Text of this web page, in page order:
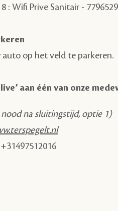
: Wifi Prive Sanitair -
op het veld te parkeren.
aan één van onze
na sluitingstijd, optie 1)
+31497512016